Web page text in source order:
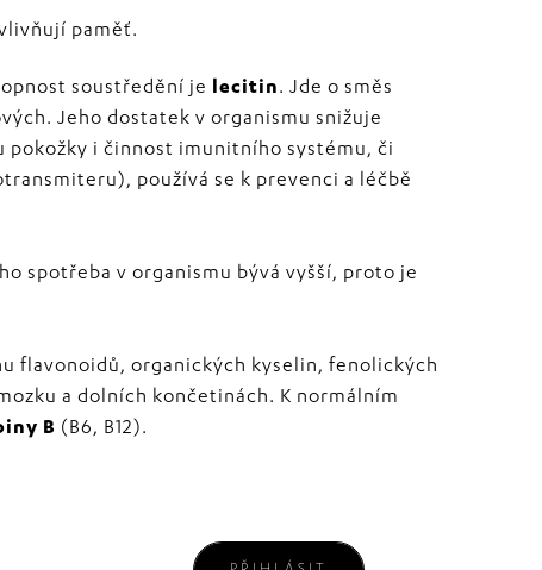
paměť.
soustředění je lecitin. Jde o směs
Jeho dostatek v organismu snižuje
i činnost imunitního systému, či
používá se k prevenci a léčbě
spotřeba v organismu bývá vyšší, proto je
flavonoidů, organických kyselin, fenolických
a dolních končetinách. K normálním
B (B6, B12).